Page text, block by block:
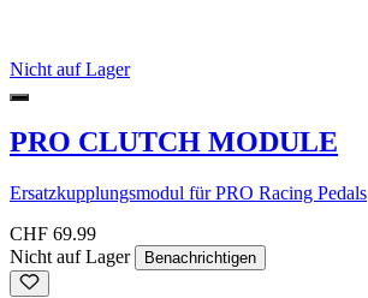
Nicht auf Lager
PRO CLUTCH MODULE
Ersatzkupplungsmodul für PRO Racing Pedals
CHF 69.99
Nicht auf Lager
Benachrichtigen